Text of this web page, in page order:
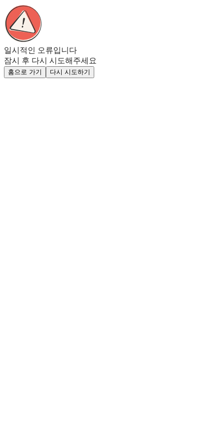
일시적인 오류입니다
잠시 후 다시 시도해주세요
홈으로 가기 다시 시도하기